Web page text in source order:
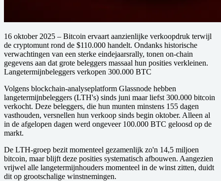
16 oktober 2025 – Bitcoin ervaart aanzienlijke verkoopdruk terwijl
de cryptomunt rond de $110.000 handelt. Ondanks historische
verwachtingen van een sterke eindejaarsrally, tonen on-chain
gegevens aan dat grote beleggers massaal hun posities verkleinen.
Langetermijnbeleggers verkopen 300.000 BTC
Volgens blockchain-analyseplatform Glassnode hebben
langetermijnbeleggers (LTH's) sinds juni maar liefst 300.000 bitcoin
verkocht. Deze beleggers, die hun munten minstens 155 dagen
vasthouden, versnellen hun verkoop sinds begin oktober. Alleen al
in de afgelopen dagen werd ongeveer 100.000 BTC geloosd op de
markt.
De LTH-groep bezit momenteel gezamenlijk zo'n 14,5 miljoen
bitcoin, maar blijft deze posities systematisch afbouwen. Aangezien
vrijwel alle langetermijnhouders momenteel in de winst zitten, duidt
dit op grootschalige winstnemingen.